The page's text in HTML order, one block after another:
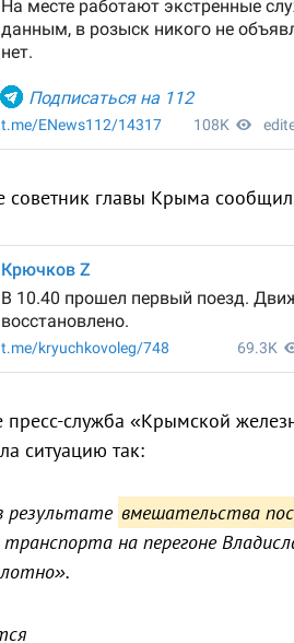
советник главы Крыма
пресс-служба «Крымской
ситуацию так:
результате вмешательства
на перегоне